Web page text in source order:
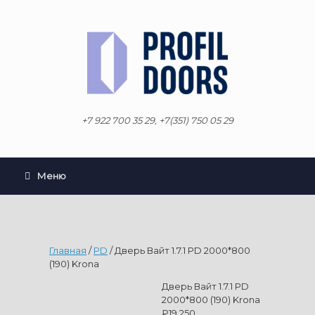
+7 922 700 35 29, +7(351) 750 05 29
Меню
Главная /PD / Дверь Вайт 1.7.1 PD 2000*800
(190) Krona
Дверь Вайт 1.7.1 PD
2000*800 (190) Krona